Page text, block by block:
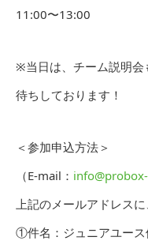
11:00〜13:00
※当日は、チーム説明会
待ちしております！
＜参加申込方法＞
（E-mail：
上記のメールアドレスに
①件名：ジュニアユース